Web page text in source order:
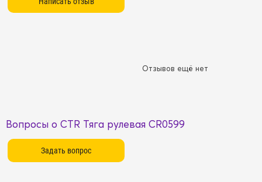
Отзывов ещё нет
Вопросы о CTR Тяга рулевая CR0599